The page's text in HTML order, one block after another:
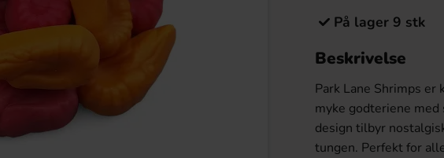
Kinder Joy Super Mario 20g
Köp
Ronny & Ragge Buttcracker Chips Kaviar
36.90 kr
På lager 9 stk
Beskrivelse
Park Lane Shrimps
myke godteriene
design tilbyr
tungen. Perfekt for